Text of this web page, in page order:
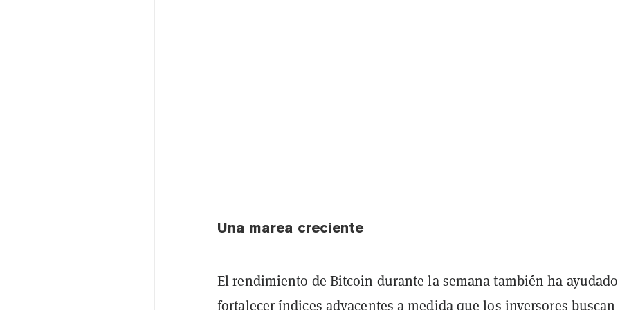
Una marea creciente
El rendimiento de Bitcoin durante la semana también ha
fortalecer índices adyacentes a medida que los inversores buscan